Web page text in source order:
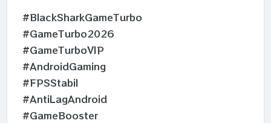
#BlackSharkGameTurbo
#GameTurbo2026
#GameTurboVIP
#AndroidGaming
#FPSStabil
#AntiLagAndroid
#GameBooster